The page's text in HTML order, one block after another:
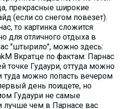
прекрасные широкие
(если со снегом повезет).
то картинка сложится
для отличного отдыха в
"штырило", можно здесь:
Вкратце по фактам: Парнас
точке Гудаури, оттуда можно
туда можно попасть вечером
день поищете, но
Гудаури не самые
чем в Парнасе вас